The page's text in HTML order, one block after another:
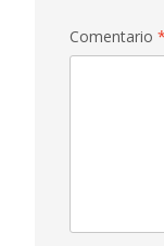
Comentario *